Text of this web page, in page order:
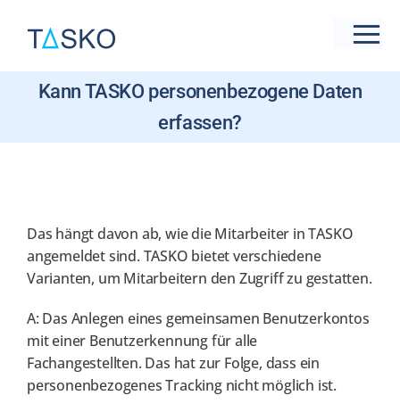
Inhalt
springen
Live-Präsentation new
Preise
Support
Kann TASKO personenbezogene Daten
erfassen?
Das hängt davon ab, wie die Mitarbeiter in TASKO
angemeldet sind. TASKO bietet verschiedene
Varianten, um Mitarbeitern den Zugriff zu gestatten.
A: Das Anlegen eines gemeinsamen Benutzerkontos
mit einer Benutzerkennung für alle
Fachangestellten. Das hat zur Folge, dass ein
personenbezogenes Tracking nicht möglich ist.